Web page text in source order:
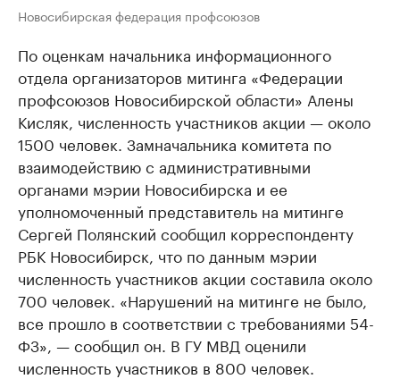
Новосибирская федерация профсоюзов
По оценкам начальника информационного
отдела организаторов митинга «Федерации
профсоюзов Новосибирской области» Алены
Кисляк, численность участников акции — около
1500 человек. Замначальника комитета по
взаимодействию с административными
органами мэрии Новосибирска и ее
уполномоченный представитель на митинге
Сергей Полянский сообщил корреспонденту
РБК Новосибирск, что по данным мэрии
численность участников акции составила около
700 человек. «Нарушений на митинге не было,
все прошло в соответствии с требованиями 54-
ФЗ», — сообщил он. В ГУ МВД оценили
численность участников в 800 человек.